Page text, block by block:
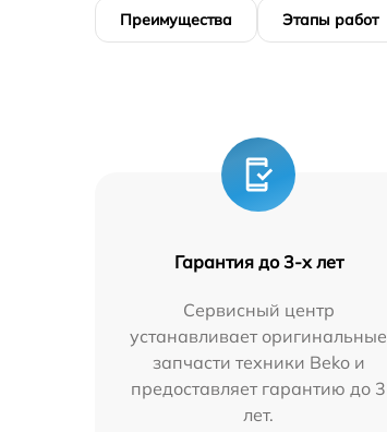
Преимущества Этапы работ
Гарантия до 3-х лет
Сервисный центр
устанавливает оригинальные
запчасти техники Beko и
предоставляет гарантию до 3
лет.